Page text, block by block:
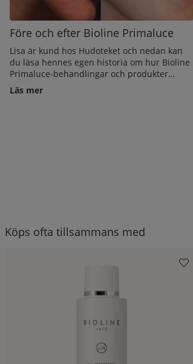
Före och efter Bioline Primaluce
Lisa är kund hos Hudoteket och nedan kan
du läsa hennes egen historia om hur Bioline
Primaluce-behandlingar och produkter
gjorde underverk för hennes hud. Se även
fantastiska före och efter bilder på hur Lisas
Läs mer
Köps ofta tillsammans med